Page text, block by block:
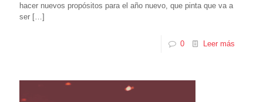
hacer nuevos propósitos para el año nuevo, que pinta que va a
ser […]
0 Leer más